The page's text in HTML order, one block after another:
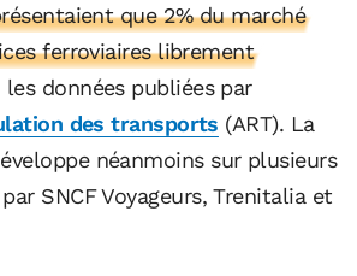
que 2% du marché
ferroviaires librement
les données publiées par
des transports (ART). La
néanmoins sur plusieurs
SNCF Voyageurs, Trenitalia et